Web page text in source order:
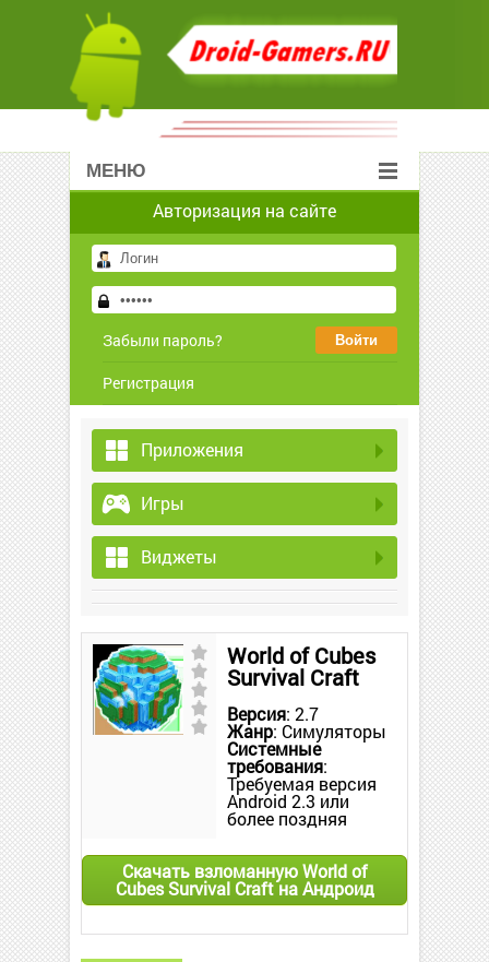
МЕНЮ
Авторизация на сайте
Забыли пароль?
Регистрация
Приложения
Игры
Виджеты
World of Cubes
Survival Craft
Версия: 2.7
Жанр: Симуляторы
Системные
требования:
Требуемая версия
Android 2.3 или
более поздняя
Скачать взломанную World of
Cubes Survival Craft на Андроид